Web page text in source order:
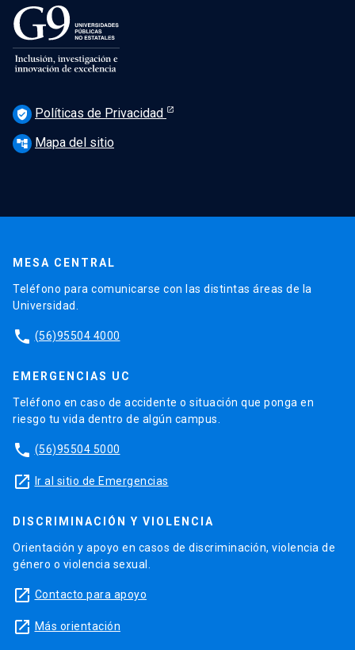
verified_user Políticas de Privacidad
account_tree Mapa del sitio
MESA CENTRAL
Teléfono para comunicarse con las distintas áreas de la
Universidad.
phone (56)95504 4000
EMERGENCIAS UC
Teléfono en caso de accidente o situación que ponga en
riesgo tu vida dentro de algún campus.
phone (56)95504 5000
launch Ir al sitio de Emergencias
DISCRIMINACIÓN Y VIOLENCIA
Orientación y apoyo en casos de discriminación, violencia de
género o violencia sexual.
launch Contacto para apoyo
launch Más orientación